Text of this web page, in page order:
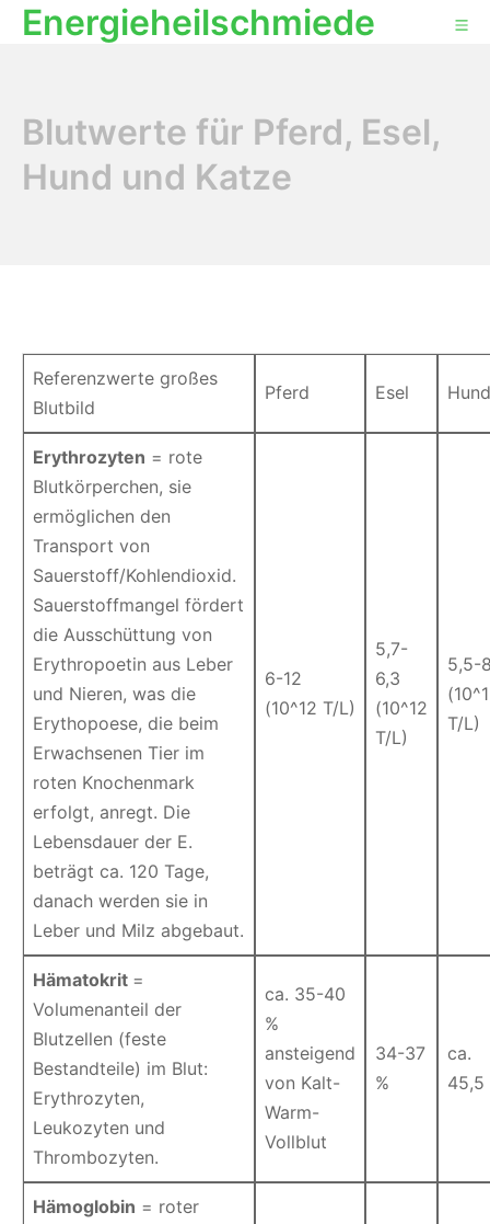
ZumEnergieheilschmiede
Blutwerte für Pferd, Esel,
Hund und Katze
Referenzwerte großes
Blutbild
Pferd Esel Hund
Erythrozyten = rote
Blutkörperchen, sie
ermöglichen den
Transport von
Sauerstoff/Kohlendioxid.
Sauerstoffmangel fördert
die Ausschüttung von
Erythropoetin aus Leber
und Nieren, was die
Erythopoese, die beim
Erwachsenen Tier im
roten Knochenmark
erfolgt, anregt. Die
Lebensdauer der E.
beträgt ca. 120 Tage,
danach werden sie in
Leber und Milz abgebaut.
6-12
(10^12 T/L)
5,7-
6,3
(10^12
T/L)
5,5-
T/L)
Hämatokrit =
Volumenanteil der
Blutzellen (feste
Bestandteile) im Blut:
Erythrozyten,
Leukozyten und
Thrombozyten.
ca. 35-40
%
ansteigend
von Kalt-
Warm-
Vollblut
34-37
%
ca.
45,5
Hämoglobin = roter